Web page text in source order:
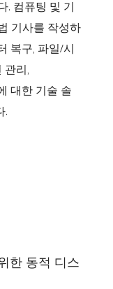
. 컴퓨팅 및 기
기사를 작성하
복구, 파일/시
리,
대한 기술 솔
.
한 동적 디스